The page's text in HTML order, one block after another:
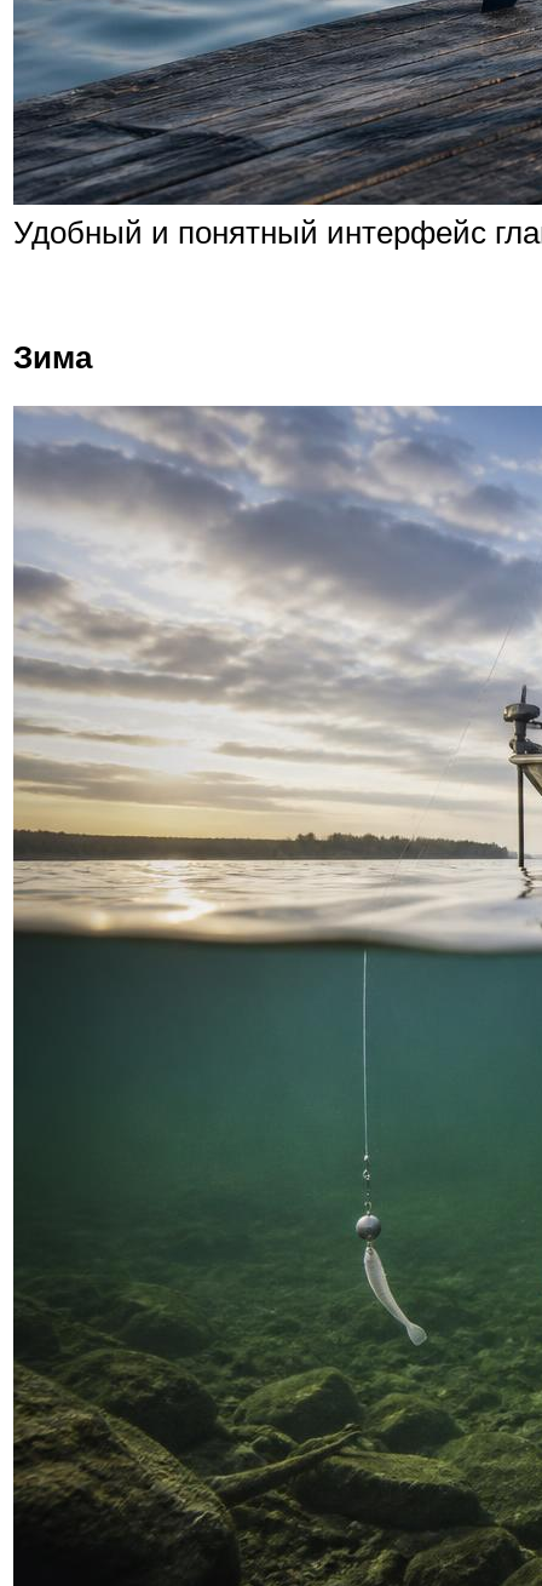
Удобный и понятный интерфейс
Зима